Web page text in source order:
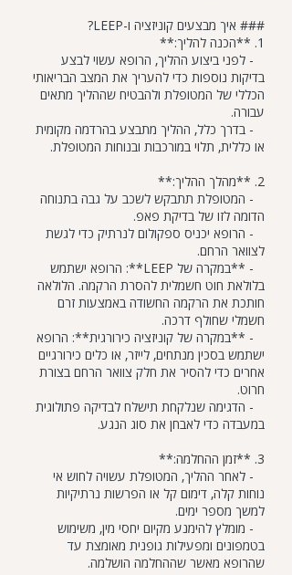
### איך מבצעים קוניזציה ו-LEEP?
1. **הכנה להליך:**
- לפני ביצוע ההליך, הרופא עשוי לבצע
בדיקות נוספות כדי להעריך את המצב הבריאותי
הכללי של המטופלת ולהבטיח שההליך מתאים
עבורה.
- בדרך כלל, ההליך מתבצע בהרדמה מקומית
או כללית, תלוי במורכבות ובנוחות המטופלת.
2. **מהלך ההליך:**
- המטופלת תתבקש לשכב על גבה בתנוחה
הדומה לזו של בדיקת פאפ.
- הרופא יכניס ספקולום לנרתיק כדי לגשת
לצוואר הרחם.
- **במקרה של LEEP**: הרופא ישתמש
בלולאת חוט חשמלית להסרת הרקמה. הלולאה
חותכת את הרקמה החשודה באמצעות זרם
חשמלי שחולף דרכה.
- **במקרה של קוניזציה כירורגית**: הרופא
ישתמש בסכין מנתחים, לייזר, או כלים כירורגיים
אחרים כדי להסיר את חלק צוואר הרחם בצורת
חרוט.
- הדגימה שנלקחת תישלח לבדיקה פתולוגית
במעבדה כדי לאבחן את סוג הנגע.
3. **זמן ההחלמה:**
- לאחר ההליך, המטופלת עשויה לחוש אי
נוחות קלה, דימום קל או הפרשות נרתיקיות
למשך מספר ימים.
- מומלץ להימנע מקיום יחסי מין, משימוש
בטמפונים ומפעילות גופנית מאומצת עד
שהרופא מאשר שההחלמה הושלמה.